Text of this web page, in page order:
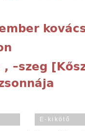
–szeg
E-kikötő